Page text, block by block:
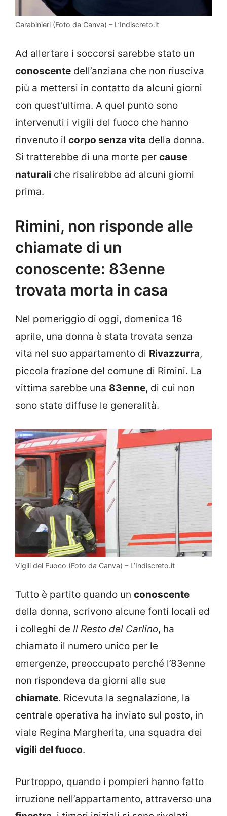
Carabinieri (Foto da Canva) – L’Indiscreto.it
Ad allertare i soccorsi sarebbe stato un
conoscente dell’anziana che non riusciva
più a mettersi in contatto da alcuni giorni
con quest’ultima. A quel punto sono
intervenuti i vigili del fuoco che hanno
rinvenuto il corpo senza vita della donna.
Si tratterebbe di una morte per cause
naturali che risalirebbe ad alcuni giorni
prima.
Rimini, non risponde alle
chiamate di un
conoscente: 83enne
trovata morta in casa
Nel pomeriggio di oggi, domenica 16
aprile, una donna è stata trovata senza
vita nel suo appartamento di Rivazzurra,
piccola frazione del comune di Rimini. La
vittima sarebbe una 83enne, di cui non
sono state diffuse le generalità.
Vigili del Fuoco (Foto da Canva) – L’Indiscreto.it
Tutto è partito quando un conoscente
della donna, scrivono alcune fonti locali ed
i colleghi de Il Resto del Carlino, ha
chiamato il numero unico per le
emergenze, preoccupato perché l’83enne
non rispondeva da giorni alle sue
chiamate. Ricevuta la segnalazione, la
centrale operativa ha inviato sul posto, in
viale Regina Margherita, una squadra dei
vigili del fuoco.
Purtroppo, quando i pompieri hanno fatto
irruzione nell’appartamento, attraverso una